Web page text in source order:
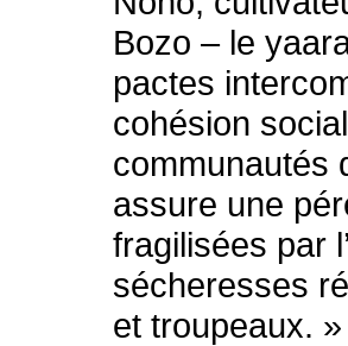
Bozo – le
pactes
cohésion
communautés
assure une
fragilisées par
sécheresses
et troupeaux. »